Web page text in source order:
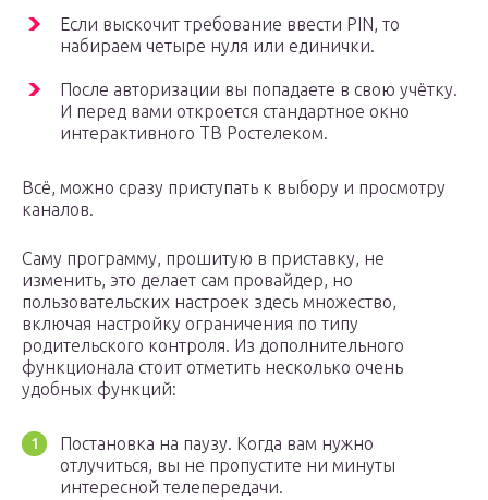
Если выскочит требование ввести PIN, то
набираем четыре нуля или единички.
После авторизации вы попадаете в свою учётку.
И перед вами откроется стандартное окно
интерактивного ТВ Ростелеком.
Всё, можно сразу приступать к выбору и просмотру
каналов.
Саму программу, прошитую в приставку, не
изменить, это делает сам провайдер, но
пользовательских настроек здесь множество,
включая настройку ограничения по типу
родительского контроля. Из дополнительного
функционала стоит отметить несколько очень
удобных функций:
Постановка на паузу. Когда вам нужно
отлучиться, вы не пропустите ни минуты
интересной телепередачи.